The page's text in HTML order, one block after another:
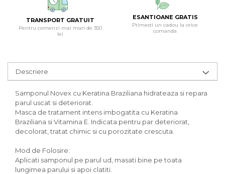
TRANSPORT GRATUIT
Pentru comenzi mai mari de 350
lei
ESANTIOANE GRATIS
Primesti un cadou la orice
comanda
Descriere
Samponul Novex cu Keratina Braziliana hidrateaza si repara
parul uscat si deteriorat.
Masca de tratament intens imbogatita cu Keratina
Braziliana si Vitamina E. Indicata pentru par deteriorat,
decolorat, tratat chimic si cu porozitate crescuta.
Mod de Folosire:
Aplicati samponul pe parul ud, masati bine pe toata
lungimea parului si apoi clatiti.